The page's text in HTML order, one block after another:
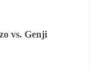
vs. Genji